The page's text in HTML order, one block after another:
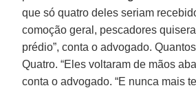
que só quatro deles seriam
comoção geral, pescadores
prédio”, conta o advogado.
Quatro. “Eles voltaram de mãos
conta o advogado. “E nunca mais